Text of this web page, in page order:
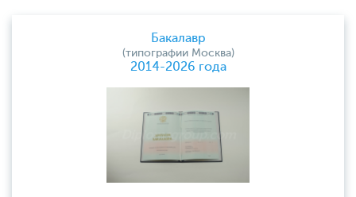
Бакалавр
(типографии Москва)
2014-2026 года